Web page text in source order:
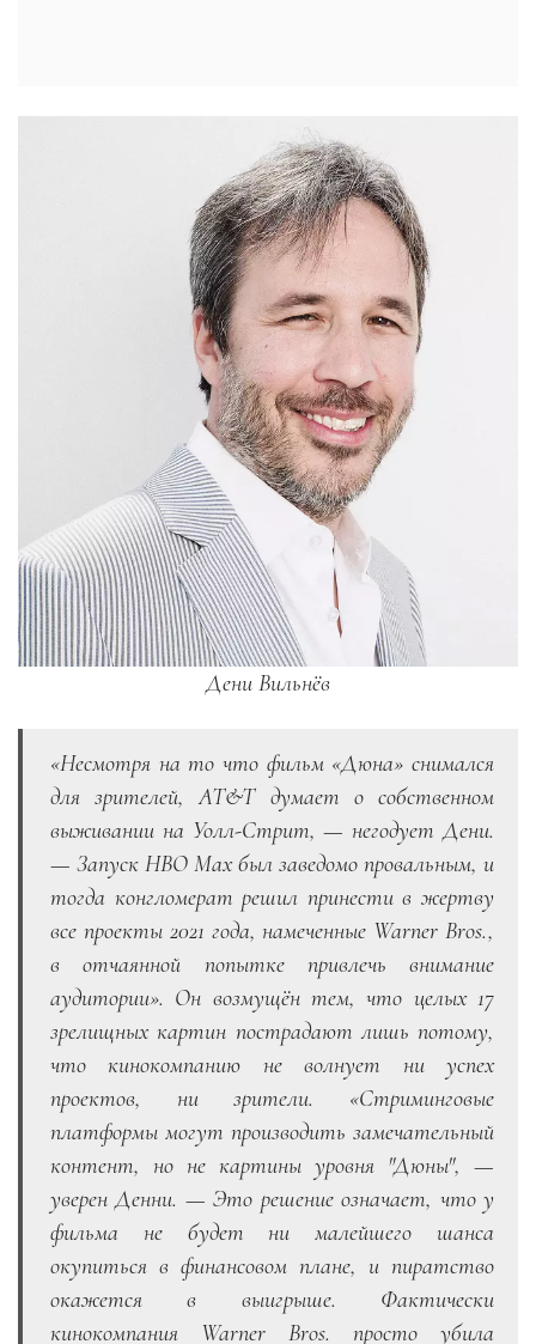
Дени Вильнёв
«Несмотря на то что фильм «Дюна» снимался
для зрителей, AT&T думает о собственном
выживании на Уолл-Стрит, — негодует Дени.
— Запуск HBO Max был заведомо провальным, и
тогда конгломерат решил принести в жертву
все проекты 2021 года, намеченные Warner Bros.,
в отчаянной попытке привлечь внимание
аудитории». Он возмущён тем, что целых 17
зрелищных картин пострадают лишь потому,
что кинокомпанию не волнует ни успех
проектов, ни зрители. «Стриминговые
платформы могут производить замечательный
контент, но не картины уровня "Дюны", —
уверен Денни. —Это решение означает, что у
фильма не будет ни малейшего шанса
окупиться в финансовом плане, и пиратство
окажется в выигрыше. Фактически
кинокомпания Warner Bros. просто убила